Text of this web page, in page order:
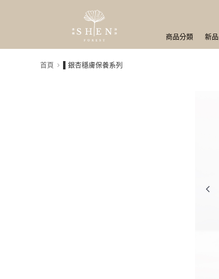
商品分類 新
首頁 ▌銀杏穩膚保養系列